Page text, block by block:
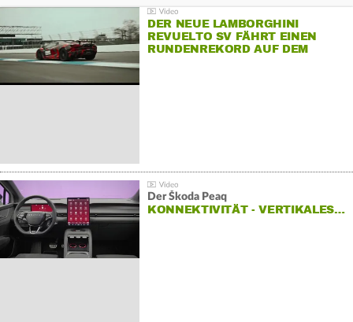
DER NEUE LAMBORGHINI
REVUELTO SV FÄHRT EINEN
RUNDENREKORD AUF DEM
Der Škoda Peaq
KONNEKTIVITÄT - VERTIKALES…